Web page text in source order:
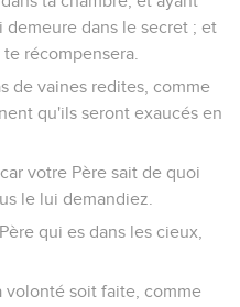
dans le secret ; et
récompensera.
de vaines redites, comme
qu'ils seront exaucés en
votre Père sait de quoi
le lui demandiez.
qui es dans les cieux,
volonté soit faite, comme